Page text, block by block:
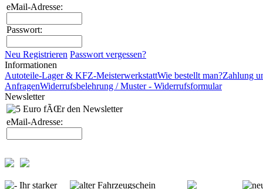
eMail-Adresse:
Passwort:
Neu Registrieren Passwort vergessen?
Informationen
Autoteile-Lager & KFZ-MeisterwerkstattWie bestellt man?Zahlung
AnfragenWiderrufsbelehrung / Muster - Widerrufsformular
Newsletter
eMail-Adresse: